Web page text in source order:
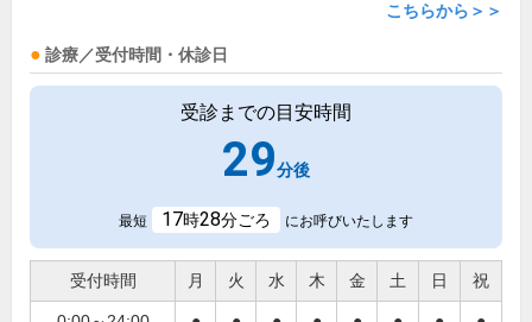
こちらから＞＞
診療／受付時間・休診日
受診までの目安時間
29分後
最短 17時28分ごろ にお呼びいたします
受付時間 月 火 水 木 金 土 日 祝